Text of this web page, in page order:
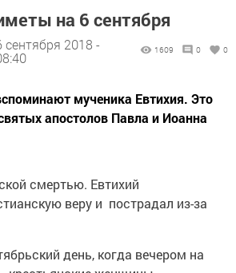
на 6 сентября
сентября 2018 -
1609 0 0
мученика Евтихия. Это
апостолов Павла и Иоанна
смертью. Евтихий
веру и пострадал из-за
день, когда вечером на